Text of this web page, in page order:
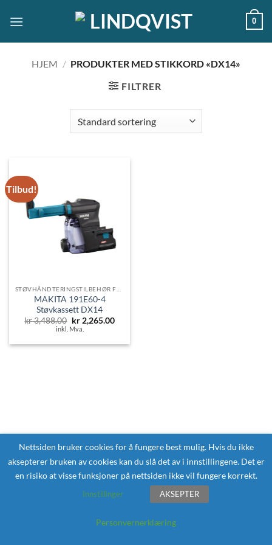
0
HJEM / PRODUKTER MED STIKKORD «DX14»
FILTRER
Tilbud!
MAKITA 191E60-4
Støvkassett DX14
kr3,488.00 Opprinnelig
pris
kr 3,488.00.
kr2,265.00Nåværende
kr 2,265.00.
inkl. Mva.
Nettsiden bruker cookies for å fungere best mulig. Hvis du ikke
aksepterer bruken av cookies kan du slå det av i innstillingene. Det er
en risiko at visse funksjoner på nettsiden ikke vil fungere korrekt.
Innstillinger AKSEPTER
Personvernerklæring